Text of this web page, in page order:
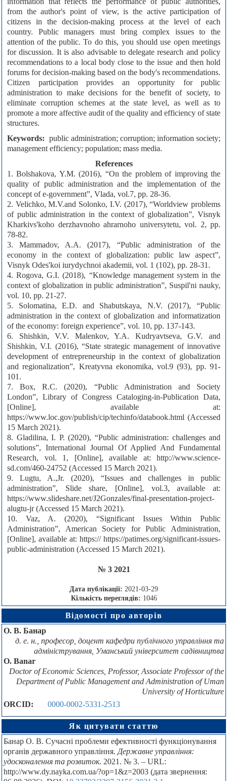
from the author's point of view, is the active participation of
citizens in the decision-making process at the level of each
country. Public managers must bring complex issues to the
attention of the public. To do this, you should use open meetings
for discussion. It is also advisable to delegate research and policy
recommendations to a local body close to the issue and then hold
forums for decision-making based on the body's recommendations.
Citizen participation provides an opportunity for public
administration to make decisions for the benefit of society, to
eliminate corruption schemes at the state level, as well as to
promote a more affective audit of the quality and efficiency of state
structures.
Keywords: public administration; corruption; information society;
management efficiency; population; mass media.
References
1. Bolshakova, Y.M. (2016), “On the problem of improving the
quality of public administration and the implementation of the
concept of e-government”, Vlada, vol.7, pp. 28-36.
2. Velichko, M.V.and Solonko, I.V. (2017), “Worldview problems
of public administration in the context of globalization”, Visnyk
Kharkivs'koho derzhavnoho ahrarnoho universytetu, vol. 2, pp.
78-82.
3. Mammadov, A.A. (2017), “Public administration of the
economy in the context of globalization: public law aspect”,
Visnyk Odes'koi iurydychnoi akademii, vol. 1 (102), pp. 28-31.
4. Rogova, G.I. (2018), “Knowledge management system in the
context of globalization in public administration”, Suspil'ni nauky,
vol. 10, pp. 21-27.
5. Solomatina, E.D. and Shabutskaya, N.V. (2017), “Public
administration in the context of globalization and informatization
of the economy: foreign experience”, vol. 10, pp. 137-143.
6. Shishkin, V.V. Malenkov, Y.A. Kudryavtseva, G.V. and
Shishkin, V.I. (2016), “State strategic management of innovative
development of entrepreneurship in the context of globalization
and regionalization”, Kreatyvna ekonomika, vol.9 (93), pp. 91-
101.
7. Box, R.C. (2020), “Public Administration and Society
London”, Library of Congress Cataloging-in-Publication Data,
[Online], available at:
https://www.loc.gov/publish/cip/techinfo/databook.html (Accessed
15 March 2021).
8. Gladilina, I. P. (2020), “Public administration: challenges and
solutions”, International Journal Of Applied And Fundamental
Research, vol. 1, [Online], available at: http://www.science-
sd.com/460-24752 (Accessed 15 March 2021).
9. Lugtu, A.,Jr. (2020), “Issues and challenges in public
administration”, Slide share, [Online], vol.3, available at:
https://www.slideshare.net/J2Gonzales/final-presentation-project-
alugtu-jr (Accessed 15 March 2021).
10. Vaz, A. (2020), “Significant Issues Within Public
Administration”, American Society for Public Administration,
[Online], available at: https:// https://patimes.org/significant-issues-
public-administration (Accessed 15 March 2021).
№ 3 2021
Дата публікації: 2021-03-29
Кількість переглядів: 1046
Відомості про авторів
О. В. Банар
д. е. н., професор, доцент кафедри публічного управління та
адміністрування, Уманський університет садівництва
О. Banar
Doctor of Economic Sciences, Professor, Associate Professor of the
Department of Public Management and Administration of Uman
University of Horticulture
ORCID:
0000-0002-5331-2513
Як цитувати статтю
Банар О. В. Сучасні проблеми ефективності функціонування
органів державного управління. Державне управління:
удосконалення та розвиток. 2021. № 3. – URL:
http://www.dy.nayka.com.ua/?op=1&z=2003 (дата звернення: